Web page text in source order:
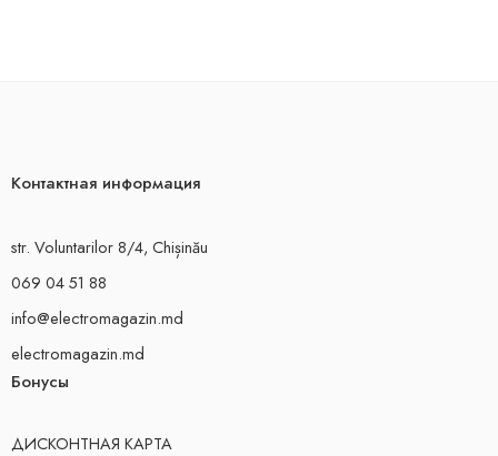
Контактная информация
str. Voluntarilor 8/4, Chișinău
069 04 51 88
info@electromagazin.md
electromagazin.md
Бонусы
ДИСКОНТНАЯ КАРТА